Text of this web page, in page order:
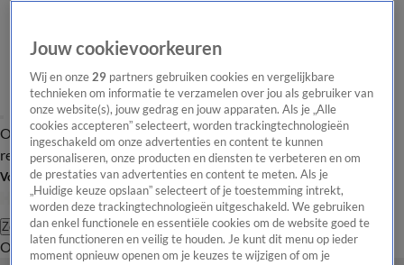
Overzicht Laatste nieuws Regionieuws Het beste van Hart
Tip de
redactie
Volg Hart van Nederland
Zoeken
OverzichtRegioUitzendingenWeerTip de redactiePanelVideo's
Jouw cookievoorkeuren
Wij en onze29 partners gebruiken cookies en vergelijkbare
technieken om informatie te verzamelen over jou als gebruiker van
onze website(s), jouw gedrag en jouw apparaten. Als je „Alle
cookies accepteren” selecteert, worden trackingtechnologieën
ingeschakeld om onze advertenties en content te kunnen
personaliseren, onze producten en diensten te verbeteren en om
de prestaties van advertenties en content te meten. Als je
„Huidige keuze opslaan” selecteert of je toestemming intrekt,
worden deze trackingtechnologieën uitgeschakeld. We gebruiken
dan enkel functionele en essentiële cookies om de website goed te
laten functioneren en veilig te houden. Je kunt dit menu op ieder
moment opnieuw openen om je keuzes te wijzigen of om je